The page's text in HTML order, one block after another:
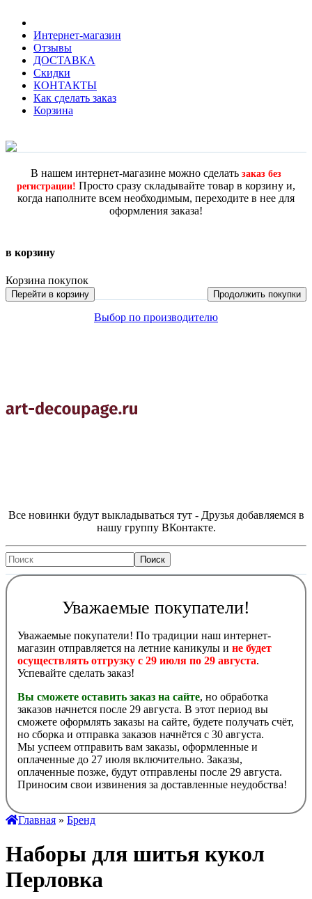
Интернет-магазин
Отзывы
ДОСТАВКА
Скидки
КОНТАКТЫ
Как сделать заказ
Корзина
В нашем интернет-магазине можно сделать заказ без
регистрации! Просто сразу складывайте товар в корзину и,
когда наполните всем необходимым, переходите в нее для
оформления заказа!
в корзину
Корзина покупок
Перейти в корзину Продолжить покупки
Выбор по производителю
Все новинки будут выкладываться тут - Друзья добавляемся в
нашу группу ВКонтакте.
Уважаемые покупатели!
Уважаемые покупатели! По традиции наш интернет-
магазин отправляется на летние каникулы и не будет
осуществлять отгрузку с 29 июля по 29 августа.
Успевайте сделать заказ!
Вы сможете оставить заказ на сайте, но обработка
заказов начнется после 29 августа. В этот период вы
сможете оформлять заказы на сайте, будете получать счёт,
но сборка и отправка заказов начнётся с 30 августа.
Мы успеем отправить вам заказы, оформленные и
оплаченные до 27 июля включительно. Заказы,
оплаченные позже, будут отправлены после 29 августа.
Приносим свои извинения за доставленные неудобства!
Главная » Бренд
Наборы для шитья кукол
Перловка